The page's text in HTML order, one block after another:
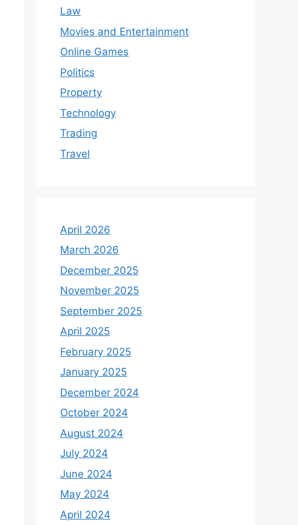
Law
Movies and Entertainment
Online Games
Politics
Property
Technology
Trading
Travel
April 2026
March 2026
December 2025
November 2025
September 2025
April 2025
February 2025
January 2025
December 2024
October 2024
August 2024
July 2024
June 2024
May 2024
April 2024